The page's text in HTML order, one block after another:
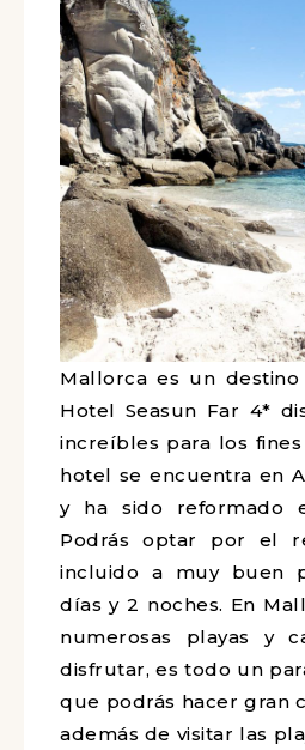
Mallorca es un
Hotel Seasun Far 4*
increíbles para los
hotel se encuentra en
y ha sido reformado
Podrás optar por el
incluido a muy buen
días y 2 noches. En
numerosas playas y
disfrutar, es todo un
que podrás hacer gran
además de visitar las